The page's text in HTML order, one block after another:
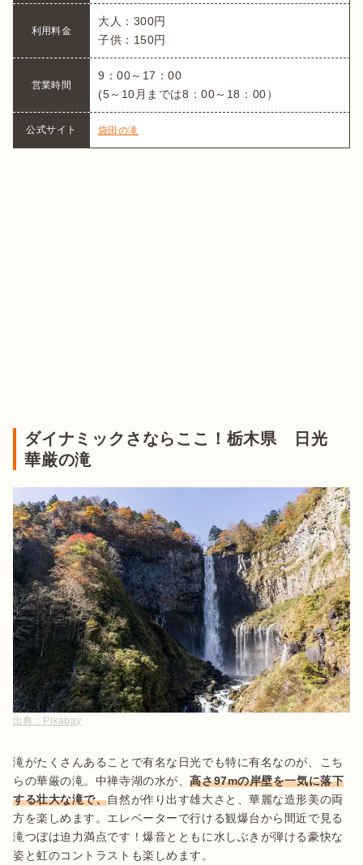
利用料金
大人：300円
子供：150円
営業時間
9：00～17：00
(5～10月までは8：00～18：00）
公式サイト 袋田の滝
ダイナミックさならここ！栃木県 日光
華厳の滝
出典： Pixabay
滝がたくさんあることで有名な日光でも特に有名なのが、こち
らの華厳の滝。中禅寺湖の水が、高さ97mの岸壁を一気に落下
する壮大な滝で、自然が作り出す雄大さと、華麗な造形美の両
方を楽しめます。エレベーターで行ける観爆台から間近で見る
滝つぼは迫力満点です！爆音とともに水しぶきが弾ける豪快な
姿と虹のコントラストも楽しめます。